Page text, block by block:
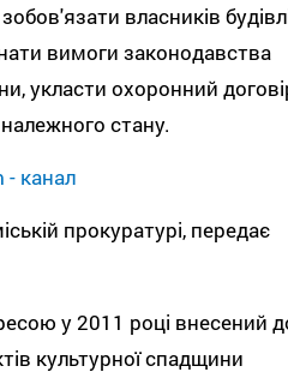
власників
вимоги законодавства
укласти охоронний
стану.
- канал
прокуратурі, передає
у 2011 році внесений
культурної спадщини